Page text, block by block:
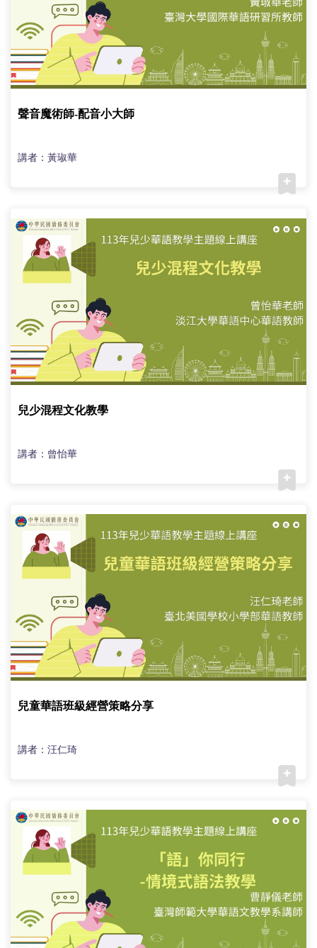
聲音魔術師-配音小大師
講者：黃琡華
兒少混程文化教學
講者：曾怡華
兒童華語班級經營策略分享
講者：汪仁琦